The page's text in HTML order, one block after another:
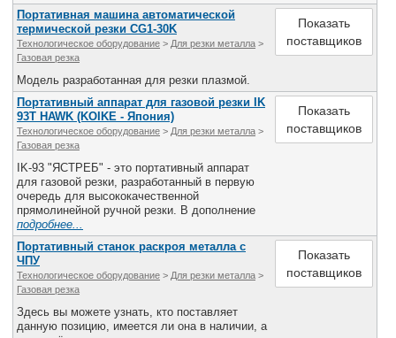
Портативная машина автоматической
термической резки CG1-30K
Технологическое оборудование > Для резки металла >
Газовая резка
Модель разработанная для резки плазмой.
Показать
поставщиков
Портативный аппарат для газовой резки IK
93T HAWK (KOIKE - Япония)
Технологическое оборудование > Для резки металла >
Газовая резка
IK-93 "ЯСТРЕБ" - это портативный аппарат
для газовой резки, разработанный в первую
очередь для высококачественной
прямолинейной ручной резки. В дополнение
подробнее...
Показать
поставщиков
Портативный станок раскроя металла с
ЧПУ
Технологическое оборудование > Для резки металла >
Газовая резка
Здесь вы можете узнать, кто поставляет
данную позицию, имеется ли она в наличии, а
Показать
поставщиков